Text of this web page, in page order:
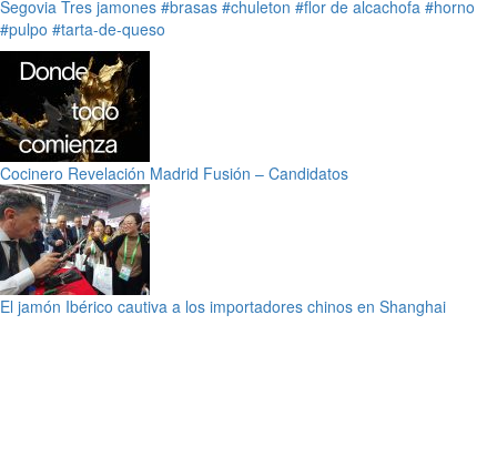
Segovia Tres jamones #brasas #chuleton #flor de alcachofa #horno
#pulpo #tarta-de-queso
Cocinero Revelación Madrid Fusión – Candidatos
El jamón Ibérico cautiva a los importadores chinos en Shanghai